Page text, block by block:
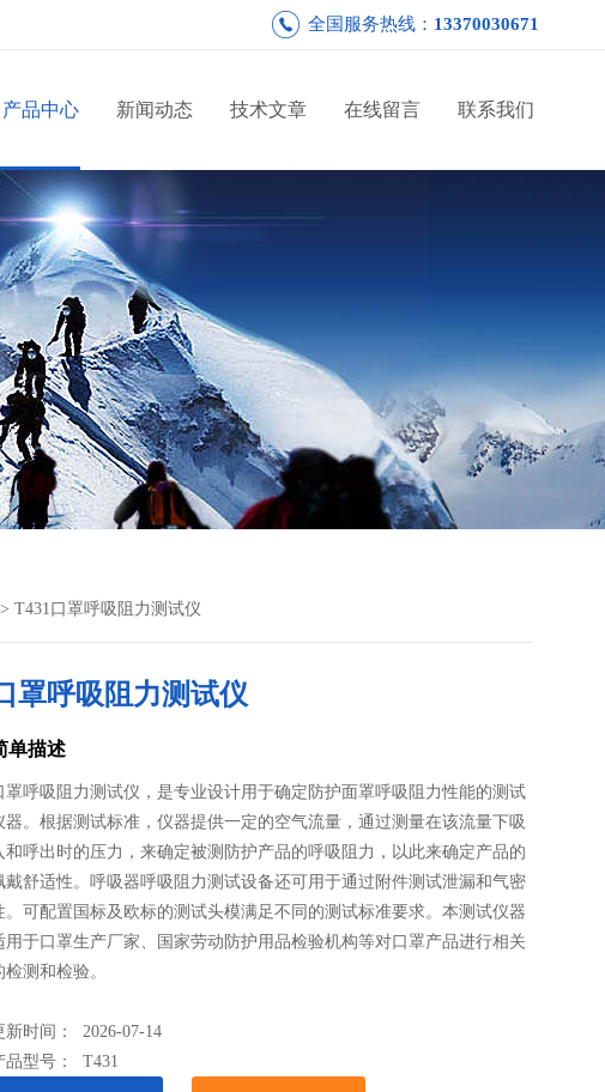
全国服务热线： 13370030671
产品中心 新闻动态 技术文章 在线留言 联系我们
> T431口罩呼吸阻力测试仪
罩呼吸阻力测试仪
单描述
罩呼吸阻力测试仪，是专业设计用于确定防护面罩呼吸阻力性能的测试
器。根据测试标准，仪器提供一定的空气流量，通过测量在该流量下吸
和呼出时的压力，来确定被测防护产品的呼吸阻力，以此来确定产品的
戴舒适性。呼吸器呼吸阻力测试设备还可用于通过附件测试泄漏和气密
。可配置国标及欧标的测试头模满足不同的测试标准要求。本测试仪器
用于口罩生产厂家、国家劳动防护用品检验机构等对口罩产品进行相关
检测和检验。
新时间： 2026-07-14
品型号：T431